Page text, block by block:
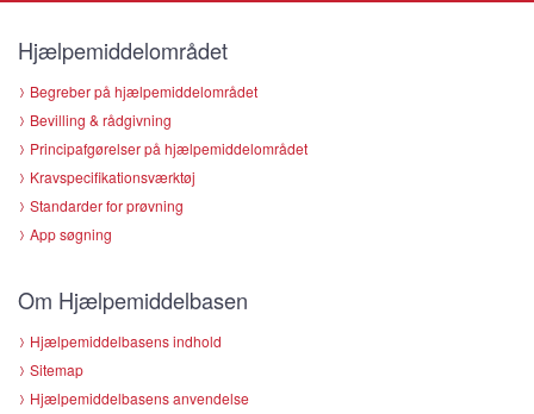
Hjælpemiddelområdet
Begreber på hjælpemiddelområdet
Bevilling & rådgivning
Principafgørelser på hjælpemiddelområdet
Kravspecifikationsværktøj
Standarder for prøvning
App søgning
Om Hjælpemiddelbasen
Hjælpemiddelbasens indhold
Sitemap
Hjælpemiddelbasens anvendelse